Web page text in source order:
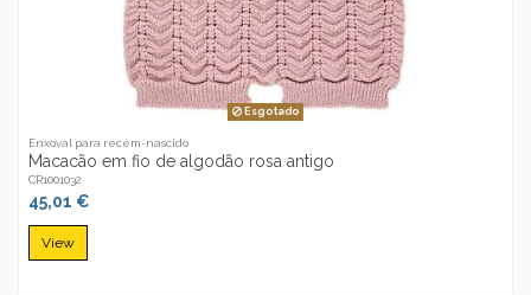
Esgotado
Enxoval para recém-nascido
Macacão em fio de algodão rosa antigo
CR1001032
45,01 €
View